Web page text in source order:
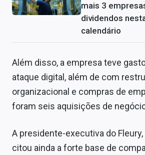
mais 3
dividendos
calendário
Além disso, a empresa teve
ataque digital, além de com
organizacional e compras de
foram seis aquisições de
A presidente-executiva do
citou ainda a forte base de